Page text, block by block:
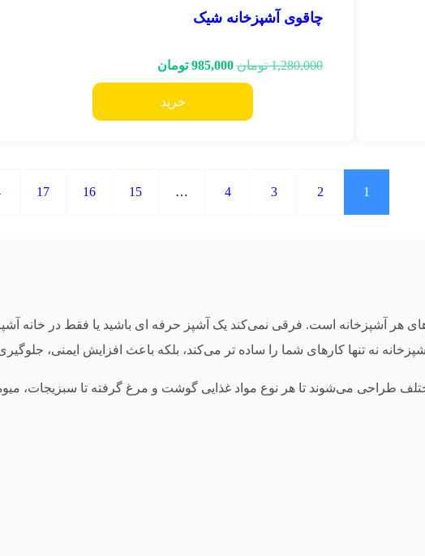
چاقوی آشپزخانه شیک
1,280,000 تومان 985,000 تومان
خرید
1
2
3
4
…
15
16
17
هر آشپزخانه است. فرقی نمی‌کند یک آشپز حرفه‌ ای باشید یا فقط در خانه
نه‌ تنها کارهای شما را ساده‌ تر می‌کند، بلکه باعث افزایش ایمنی،
طراحی می‌شوند تا هر نوع مواد غذایی گوشت و مرغ گرفته تا سبزیجات،